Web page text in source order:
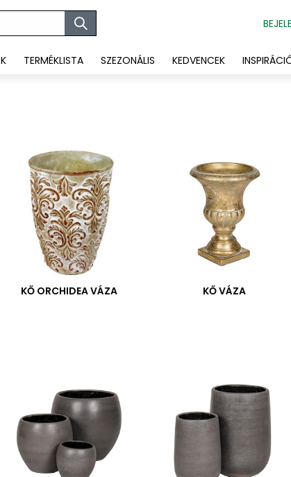
TERMÉKLISTA SZEZONÁLIS KEDVENCEK
KŐ ORCHIDEA VÁZA KŐ VÁZA